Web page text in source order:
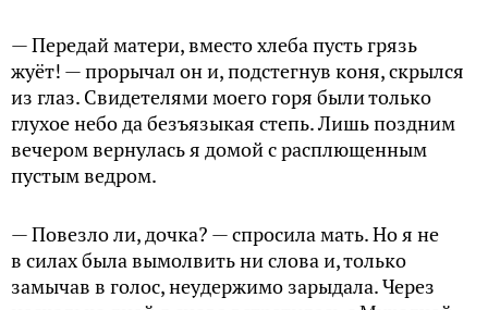
— Передай матери, вместо хлеба пусть грязь
жуёт! — прорычал он и, подстегнув коня, скрылся
из глаз. Свидетелями моего горя были только
глухое небо да безъязыкая степь. Лишь поздним
вечером вернулась я домой с расплющенным
пустым ведром.
— Повезло ли, дочка? — спросила мать. Но я не
в силах была вымолвить ни слова и, только
замычав в голос, неудержимо зарыдала. Через